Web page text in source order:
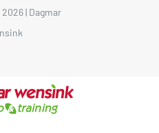
| Dagmar